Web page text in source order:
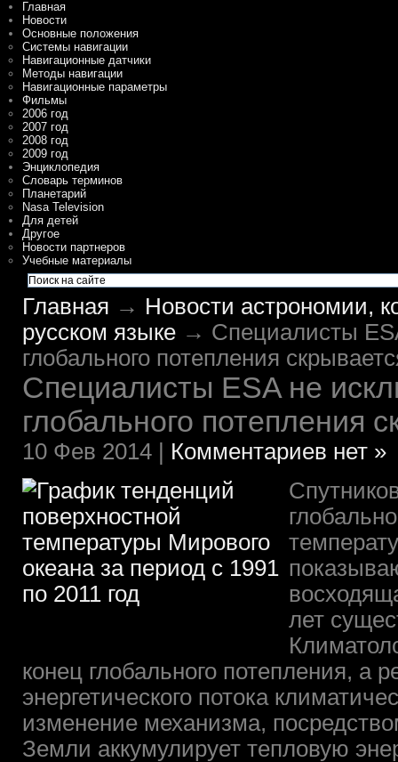
Главная
Новости
Основные положения
Системы навигации
Навигационные датчики
Методы навигации
Навигационные параметры
Фильмы
2006 год
2007 год
2008 год
2009 год
Энциклопедия
Словарь терминов
Планетарий
Nasa Television
Для детей
Другое
Новости партнеров
Учебные материалы
Главная → Новости астрономии,
русском языке → Специалисты
глобального потепления
Специалисты ESA не
глобального потепления
10 Фев 2014 | Комментариев нет »
лет
конец глобального потепления, а
энергетического потока
изменение механизма,
Земли аккумулирует тепловую